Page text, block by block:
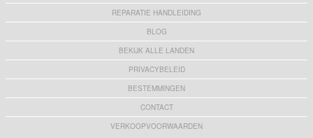
REPARATIE HANDLEIDING
BLOG
BEKIJK ALLE LANDEN
PRIVACYBELEID
BESTEMMINGEN
CONTACT
VERKOOPVOORWAARDEN